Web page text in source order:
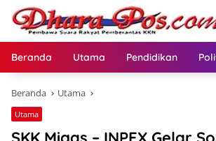
Langsung
konten
Beranda Utama Pendidikan
Beranda Utama
Utama